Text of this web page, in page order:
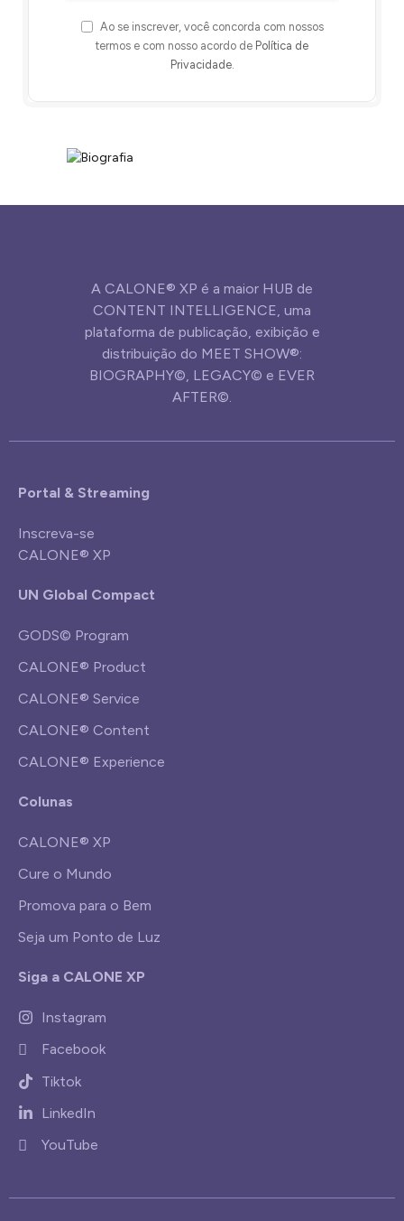
Ao se inscrever, você concorda com nossos
termos e com nosso acordo de Política de
Privacidade.
A CALONE® XP é a maior HUB de
CONTENT INTELLIGENCE, uma
plataforma de publicação, exibição e
distribuição do MEET SHOW®:
BIOGRAPHY©, LEGACY© e EVER
AFTER©.
Portal & Streaming
Inscreva-se
CALONE® XP
UN Global Compact
GODS© Program
CALONE® Product
CALONE® Service
CALONE® Content
CALONE® Experience
Colunas
CALONE® XP
Cure o Mundo
Promova para o Bem
Seja um Ponto de Luz
Siga a CALONE XP
Instagram
Facebook
Tiktok
LinkedIn
YouTube